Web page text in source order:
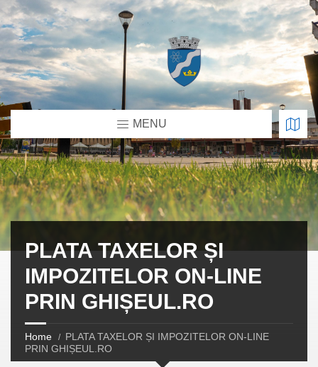
MENU
PLATA TAXELOR ȘI
IMPOZITELOR ON-LINE
PRIN GHIȘEUL.RO
Home
PLATA TAXELOR ȘI IMPOZITELOR ON-LINE
PRIN GHIȘEUL.RO